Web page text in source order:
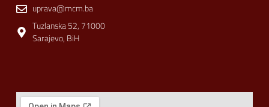
uprava@mcm.ba
Tuzlanska 52, 71000
Sarajevo, BiH